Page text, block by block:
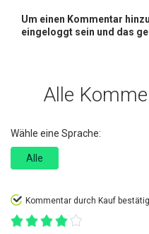
Um einen Kommentar
eingeloggt sein und das
Alle
Wähle eine Sprache:
Alle
Kommentar durch Kauf